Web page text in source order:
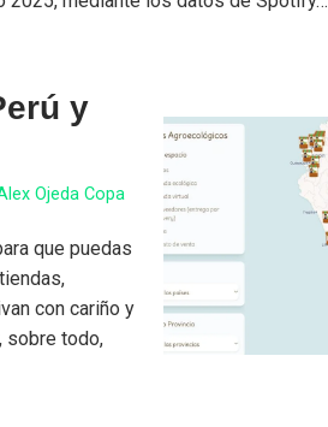
y
Ojeda Copa
que puedas
con cariño y
sobre todo,